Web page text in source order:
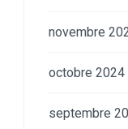
novembre
octobre 2024
septembre